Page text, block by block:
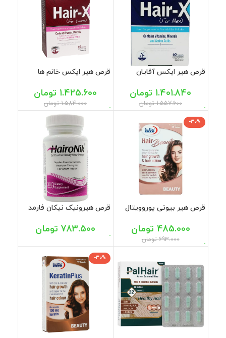
قرص هیر ایکس آقایان
1.557.600 تومان
1.401.840 تومان
قرص هیر ایکس خانم ها
1.584.000 تومان
1.425.600 تومان
-30%
قرص هیر بیوتی یوروویتال
693.000 تومان
485.000 تومان
قرص هیرونیک نیکان فارمد
783.500 تومان
-30%